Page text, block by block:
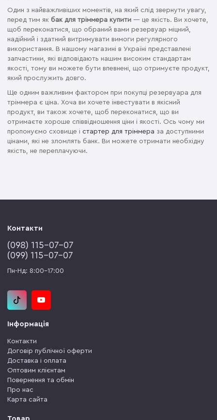
Один з найважливіших моментів, на який слід звернути увагу,
перед тим як бак для тріммера купити — це якість. Ви хочете,
щоб переконатися, що обраний вами резервуар міцний,
надійний і здатний витримувати вимоги регулярного
використання. В нашому магазині в Україні представлені
запчастини, які відповідають нашим високим стандартам
якості, тому ви можете бути впевнені, що отримуєте продукт,
який прослужить довго.
Ще одним важливим фактором при покупці резервуара для
тріммера є ціна. Хоча ви хочете інвестувати в якісний
продукт, ви також хочете, щоб переконатися, що ви
отримаєте хороше співвідношення ціни і якості. Ось чому ми
пропонуємо сховище і стартер для тріммера за доступними
цінами, які не зломлять банк. Ви можете отримати необхідну
якість, не переплачуючи.
Контакти
(‎098) 115-07-07
(‎099) 115-07-07
Пн-Нд: 8:00-17:00
Інформація
Контакти
Договір публічної оферти
Доставка і оплата
Оптовим клієнтам
Повернення та обмін
Про нас
Карта сайта